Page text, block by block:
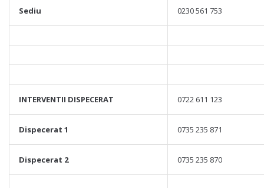
Sediu 0230 561 753
INTERVENTII DISPECERAT 0722 611 123
Dispecerat 1 0735 235 871
Dispecerat 2 0735 235 870